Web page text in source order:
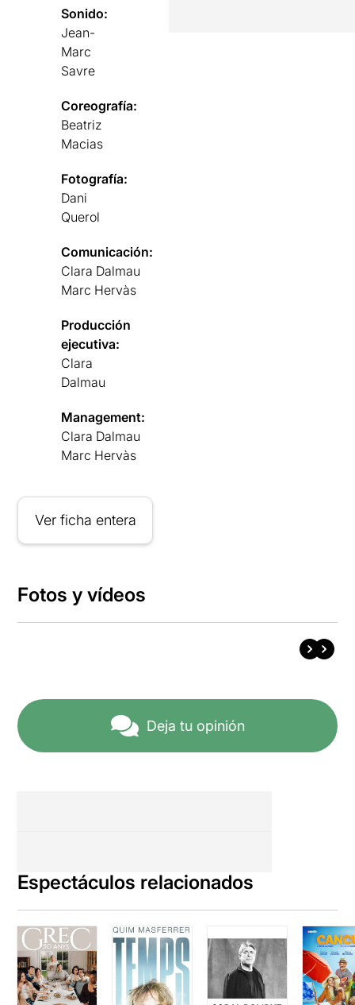
Sonido:
Jean-
Marc
Savre
Coreografía:
Beatriz
Macias
Fotografía:
Dani
Querol
Comunicación:
Clara Dalmau
Marc Hervàs
Producción
ejecutiva:
Clara
Dalmau
Management:
Clara Dalmau
Marc Hervàs
Ver ficha entera
Fotos y vídeos
Deja tu opinión
Espectáculos relacionados